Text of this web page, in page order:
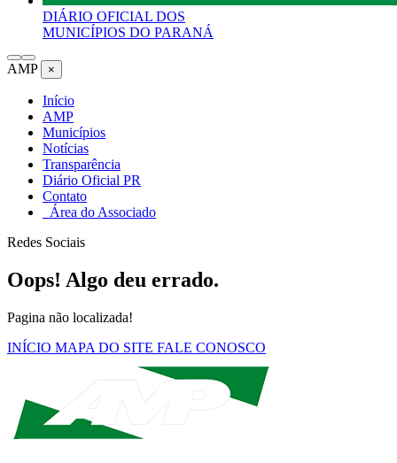
DIÁRIO OFICIAL DOS
MUNICÍPIOS DO PARANÁ
AMP ×
Início
AMP
Municípios
Notícias
Transparência
Diário Oficial PR
Contato
Área do Associado
Redes Sociais
Oops! Algo deu errado.
Pagina não localizada!
INÍCIO MAPA DO SITE FALE CONOSCO